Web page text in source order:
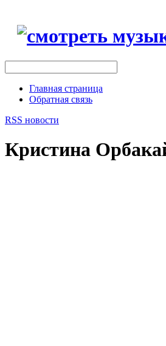
Главная страница
Обратная связь
RSS новости
Кристина